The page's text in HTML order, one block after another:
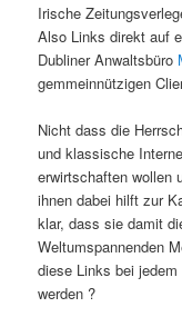
Irische
Also Links direkt auf
Dubliner Anwaltsbüro
gemmeinnützigen
Nicht dass die
und klassische
erwirtschaften wollen
ihnen dabei hilft zur
klar, dass sie damit
Weltumspannenden
diese Links bei
werden ?